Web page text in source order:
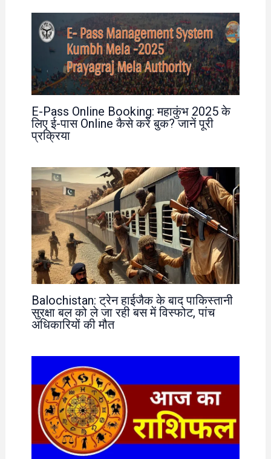
E-Pass Online Booking: महाकुंभ 2025 के
लिए ई-पास Online कैसे करें बुक? जानें पूरी
प्रक्रिया
Balochistan: ट्रेन हाईजैक के बाद पाकिस्तानी
सुरक्षा बल को ले जा रही बस में विस्फोट, पांच
अधिकारियों की मौत